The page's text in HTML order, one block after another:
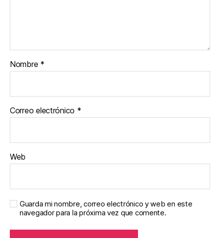
Nombre *
Correo electrónico *
Web
Guarda mi nombre, correo electrónico y web en este
navegador para la próxima vez que comente.